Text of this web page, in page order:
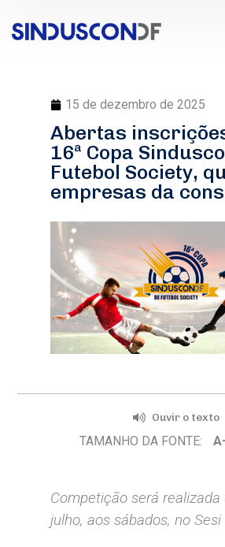
15 de dezembro de 2025
Abertas
16ª Copa
Futebol Society,
empresas da
Ouvir o texto
TAMANHO DA FONTE:
Competição será realizada
julho, aos sábados, no